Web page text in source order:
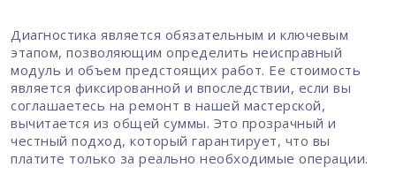
Диагностика является обязательным и ключевым
этапом, позволяющим определить неисправный
модуль и объем предстоящих работ. Ее стоимость
является фиксированной и впоследствии, если вы
соглашаетесь на ремонт в нашей мастерской,
вычитается из общей суммы. Это прозрачный и
честный подход, который гарантирует, что вы
платите только за реально необходимые операции.